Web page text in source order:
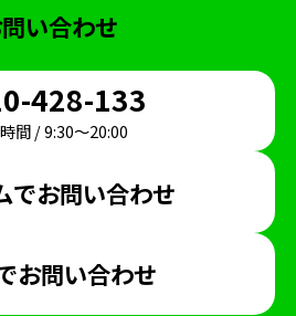
式
くまモン
スザンヌ
第五人格
生徒インタビュー
ゲームトレーニング
い合わせ
428-133
間 / 9:30〜20:00
でお問い合わせ
お問い合わせ